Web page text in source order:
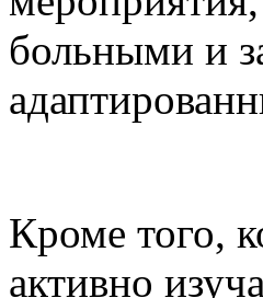
больными и
Кроме того,
активно